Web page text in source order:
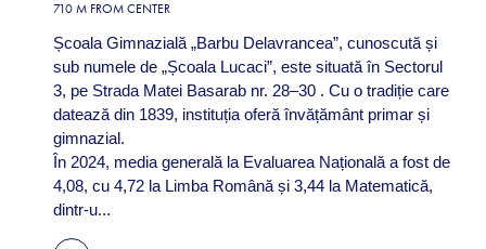
710 M FROM CENTER
Școala Gimnazială „Barbu Delavrancea”, cunoscută și
sub numele de „Școala Lucaci”, este situată în Sectorul
3, pe Strada Matei Basarab nr. 28–30 . Cu o tradiție care
datează din 1839, instituția oferă învățământ primar și
gimnazial.
În 2024, media generală la Evaluarea Națională a fost de
4,08, cu 4,72 la Limba Română și 3,44 la Matematică,
dintr-u...